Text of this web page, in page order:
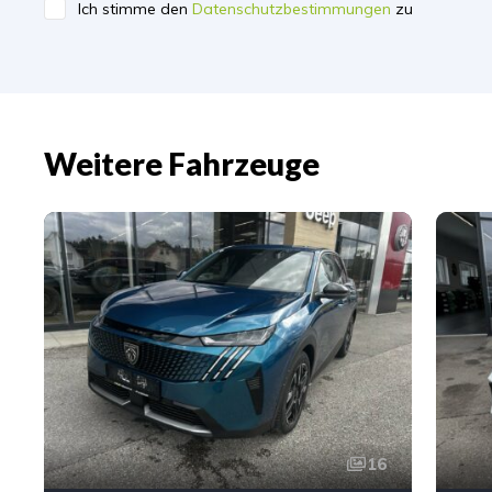
Ich stimme den Datenschutzbestimmungen zu
Weitere Fahrzeuge
16